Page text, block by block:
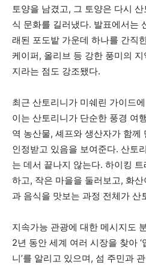
토양을 남겼고, 그 토양은 다시
식 문화를 길러냈다. 발표에서는
래된 포도밭 가운데 하나를 간직
케이퍼, 올리브 등 강한 풍미의
지라는 점도 강조됐다.
최근 산토리니가 미쉐린 가이드
이는 산토리니가 단순한 풍경 여
역 농산물, 셰프와 생산자가 함께
인정받고 있음을 보여준다. 산토
는 데서 끝나지 않는다. 하이킹
하고, 작은 마을을 둘러보고, 화
과 음식을 맛보는 과정 전체가 산
지속가능 관광에 대한 메시지도
2년 동안 세계 여러 시장을 찾아
니’를 알리고 있으며, 섬 주민과